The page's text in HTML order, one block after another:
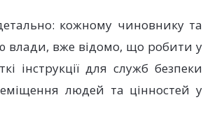
кожному чиновнику та
влади, вже відомо, що робити у
інструкції для служб безпеки
людей та цінностей у